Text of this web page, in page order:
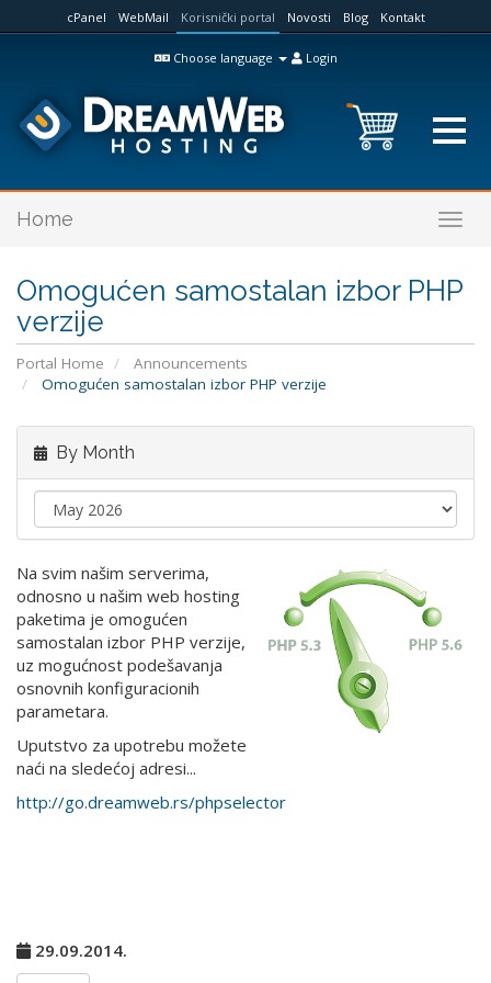
cPanel WebMail Korisnički portal Novosti Blog Kontakt
Choose language Login
Home
Omogućen samostalan izbor PHP
verzije
Portal Home
Announcements
Omogućen samostalan izbor PHP verzije
By Month
Na svim našim serverima,
odnosno u našim web hosting
paketima je omogućen
samostalan izbor PHP verzije,
uz mogućnost podešavanja
osnovnih konfiguracionih
parametara.
Uputstvo za upotrebu možete
naći na sledećoj adresi...
http://go.dreamweb.rs/phpselector
29.09.2014.